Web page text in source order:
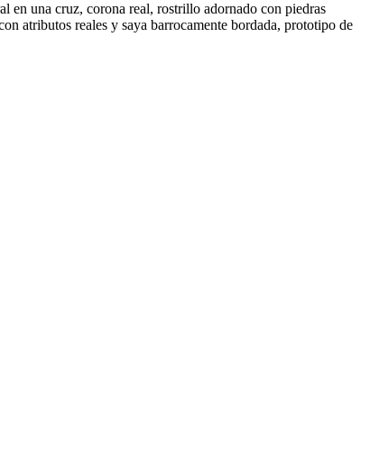
en una cruz, corona real, rostrillo adornado con piedras
atributos reales y saya barrocamente bordada, prototipo de